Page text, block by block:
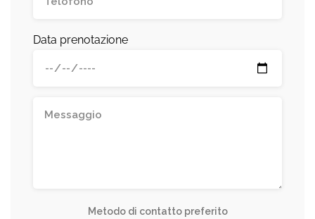
Data prenotazione
Metodo di contatto preferito